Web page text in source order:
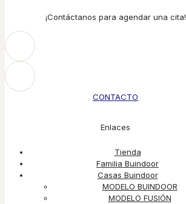
¡Contáctanos para agendar una cita!
CONTACTO
Enlaces
Tienda
Familia Buindoor
Casas Buindoor
MODELO BUINDOOR
MODELO FUSIÓN